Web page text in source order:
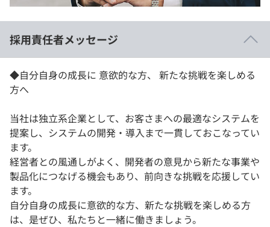
採用責任者メッセージ
◆自分自身の成長に 意欲的な方、 新たな挑戦を楽しめる
方へ
当社は独立系企業として、お客さまへの最適なシステムを
提案し、システムの開発・導入まで一貫しておこなってい
ます。
経営者との風通しがよく、開発者の意見から新たな事業や
製品化につなげる機会もあり、前向きな挑戦を応援してい
ます。
自分自身の成長に意欲的な方、新たな挑戦を楽しめる方
は、是ぜひ、私たちと一緒に働きましょう。